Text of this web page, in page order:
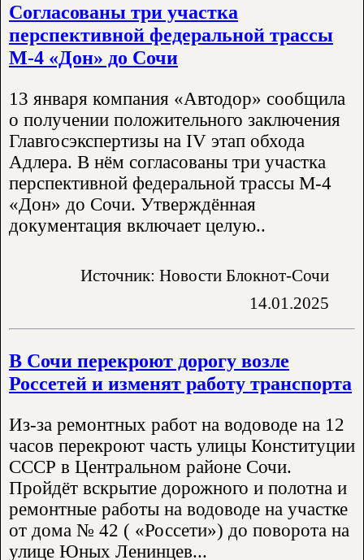
Согласованы три участка
перспективной федеральной трассы
М-4 «Дон» до Сочи
13 января компания «Автодор» сообщила
о получении положительного заключения
Главгосэкспертизы на IV этап обхода
Адлера. В нём согласованы три участка
перспективной федеральной трассы М-4
«Дон» до Сочи. Утверждённая
документация включает целую..
Источник: Новости Блокнот-Сочи
14.01.2025
В Сочи перекроют дорогу возле
Россетей и изменят работу транспорта
Из-за ремонтных работ на водоводе на 12
часов перекроют часть улицы Конституции
СССР в Центральном районе Сочи.
Пройдёт вскрытие дорожного и полотна и
ремонтные работы на водоводе на участке
от дома № 42 ( «Россети») до поворота на
улице Юных Ленинцев...